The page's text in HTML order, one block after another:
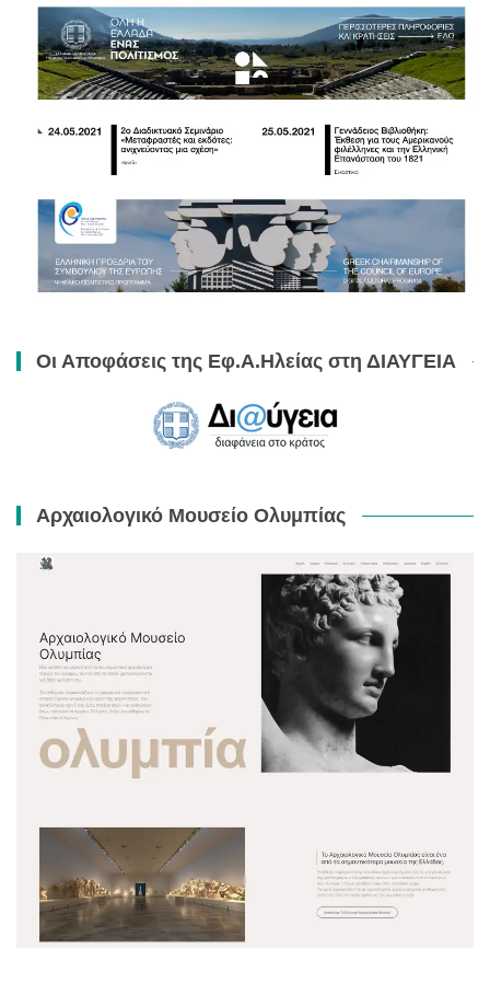
Οι Αποφάσεις της Εφ.Α.Ηλείας στη ΔΙΑΥΓΕΙΑ
Αρχαιολογικό Μουσείο Ολυμπίας